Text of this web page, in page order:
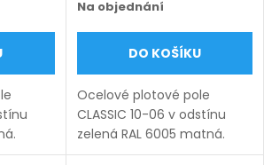
Na objednání
DO KOŠÍKU
Ocelové plotové pole
CLASSIC 10-06 v odstínu
zelená RAL 6005 matná.
Bezúdržbová ocel (žárový